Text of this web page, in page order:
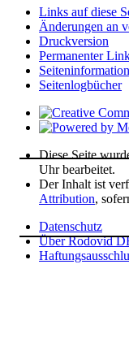
Links auf diese
Änderungen an
Druckversion
Permanenter
Seitenlogbücher
Diese Seite
Uhr bearbeitet.
Der Inhalt ist
Attribution,
Datenschutz
Über Rodovid